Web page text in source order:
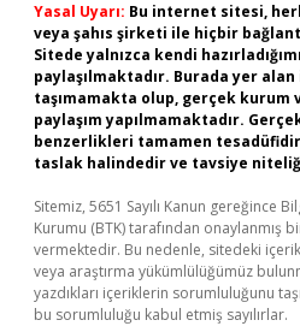
Yasal Uyarı: Bu internet sitesi,
veya şahıs şirketi ile hiçbir
Sitede yalnızca kendi
paylaşılmaktadır. Burada yer
taşımamakta olup, gerçek kurum
paylaşım yapılmamaktadır.
benzerlikleri tamamen
taslak halindedir ve tavsiye
Sitemiz, 5651 Sayılı Kanun gereğince
Kurumu (BTK) tarafından onaylanmış
vermektedir. Bu nedenle, sitedeki
veya araştırma yükümlülüğümüz
yazdıkları içeriklerin sorumluluğunu
bu sorumluluğu kabul etmiş sayılırlar.